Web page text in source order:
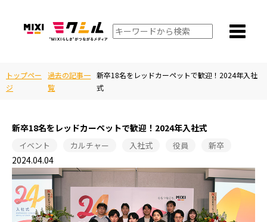
トップペー
ジ
過去の記事一
覧
新卒18名をレッドカーペットで歓迎！2024年入社
式
新卒18名をレッドカーペットで歓迎！2024年入社式
イベント カルチャー 入社式 役員 新卒
2024.04.04